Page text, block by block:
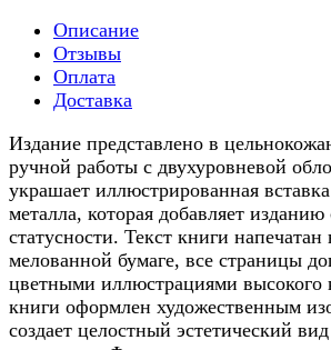
Описание
Отзывы
Оплата
Доставка
Издание представлено в
ручной работы с двухуровневой
украшает иллюстрированная
металла, которая добавляет
статусности. Текст книги
мелованной бумаге, все страницы
цветными иллюстрациями высокого
книги оформлен художественным
создает целостный эстетический